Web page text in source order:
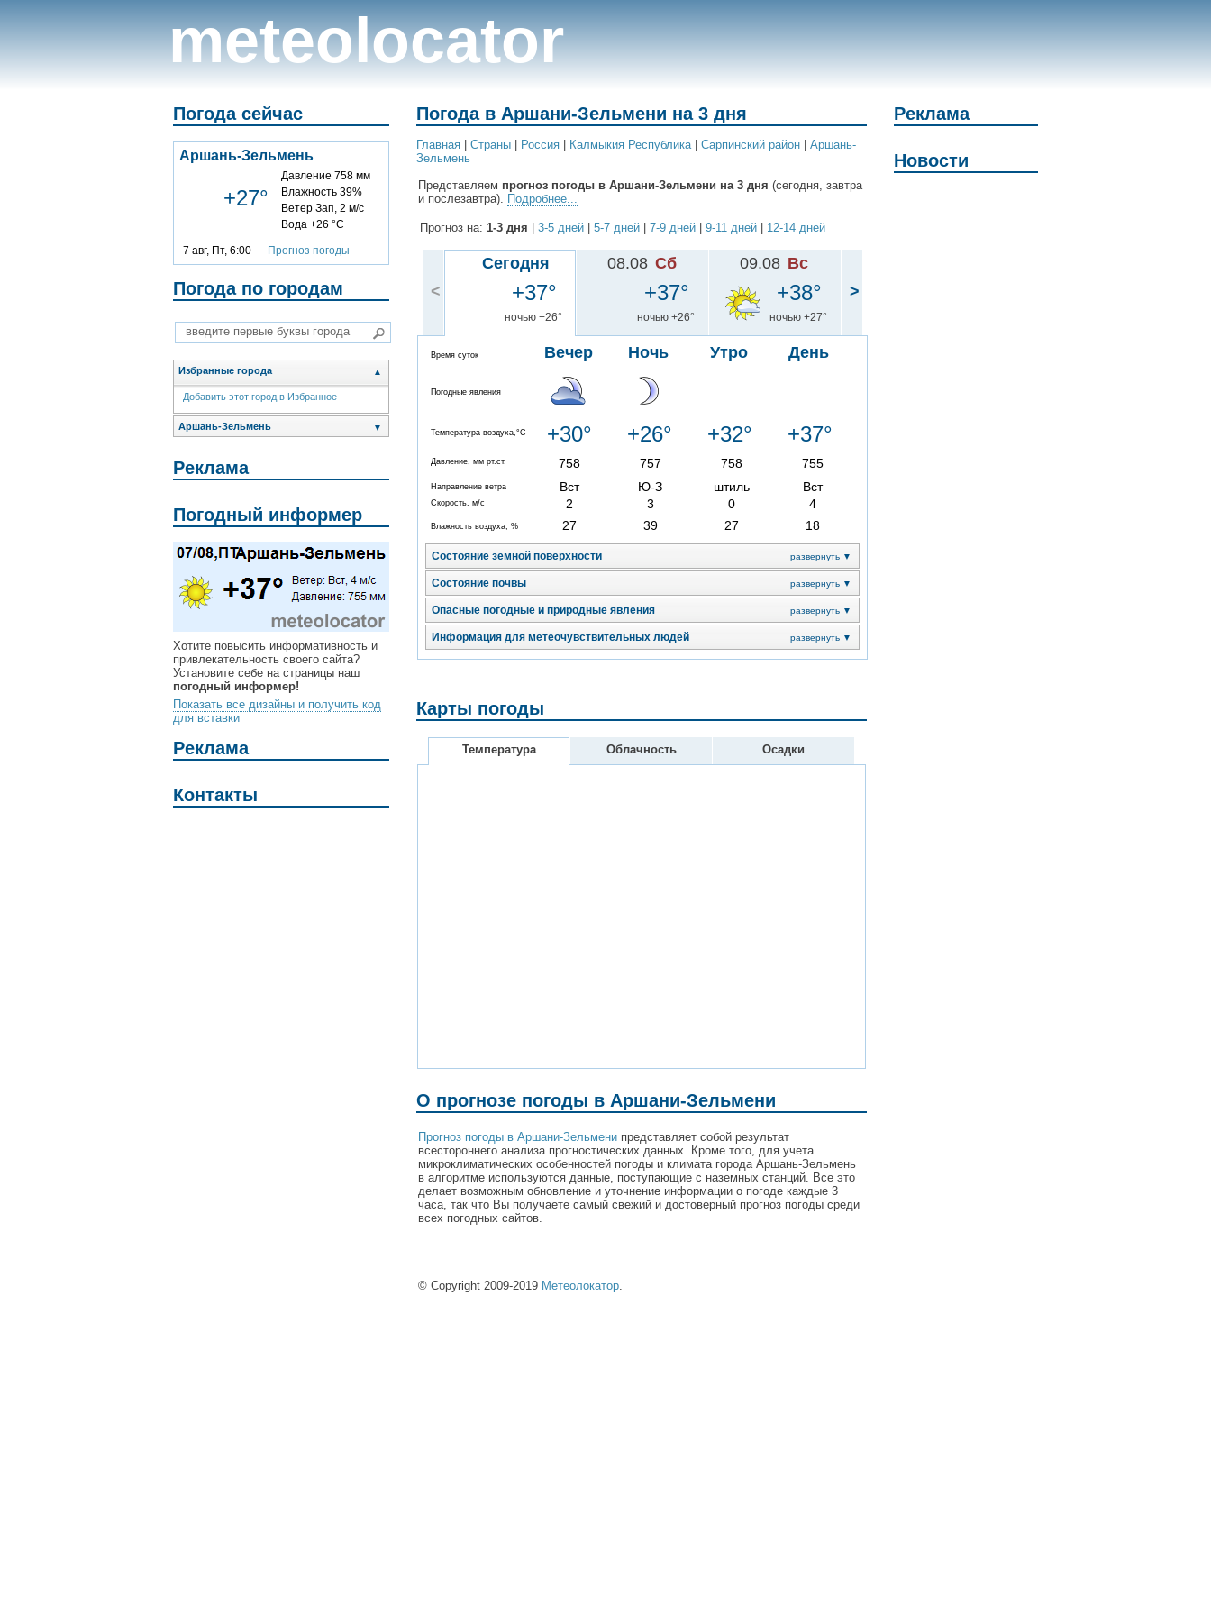
meteolocator
Погода сейчас
Аршань-Зельмень
+27°
Давление 758 мм
Влажность 39%
Ветер Зап, 2 м/с
Вода +26 °C
7 авг, Пт, 6:00 Прогноз погоды
Погода по городам
Избранные города ▲
Добавить этот город в Избранное
Аршань-Зельмень ▼
Реклама
Погодный информер
Хотите повысить информативность и
привлекательность своего сайта?
Установите себе на страницы наш
погодный информер!
Показать все дизайны и получить код
для вставки
Реклама
Контакты
Погода в Аршани-Зельмени на 3 дня
Главная Cтраны Россия Калмыкия Республика| Сарпинский район
Аршань-
Зельмень
Представляем прогноз погоды в Аршани-Зельмени на 3 дня (сегодня, завтра
и послезавтра). Подробнее...
Прогноз на: 1-3 дня 3-5 дней 5-7 дней 7-9 дней 9-11 дней 12-14 дней
<
Сегодня
+37°
ночью +26°
Время суток Вечер Ночь Утро День
Погодные явления
Температура воздуха,°C +30° +26° +32° +37°
Давление, мм рт.ст. 758 757 758 755
Направление ветра Вст Ю-З штиль Вст
Скорость, м/с 2 3 0 4
Влажность воздуха, % 27 39 27 18
Состояние земной поверхности развернуть ▼
Состояние почвы развернуть ▼
Опасные погодные и природные явления развернуть ▼
Информация для метеочувствительных людей развернуть ▼
08.08 Сб
+37°
ночью +26°
09.08 Вс
+38°
ночью +27°
>
Карты погоды
Температура Облачность Осадки
О прогнозе погоды в Аршани-Зельмени
Прогноз погоды в Аршани-Зельмени представляет собой результат
всестороннего анализа прогностических данных. Кроме того, для учета
микроклиматических особенностей погоды и климата города Аршань-Зельмень
в алгоритме используются данные, поступающие с наземных станций. Все это
делает возможным обновление и уточнение информации о погоде каждые 3
часа, так что Вы получаете самый свежий и достоверный прогноз погоды среди
всех погодных сайтов.
© Copyright 2009-2019 Метеолокатор
Реклама
Новости